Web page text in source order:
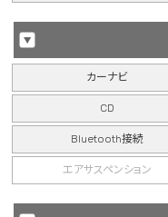
カーナビ
CD
Bluetooth接続
エアサスペンション